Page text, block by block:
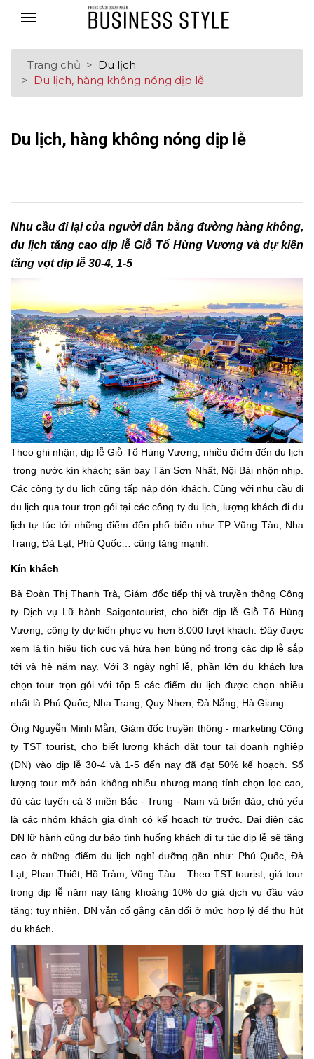
Trang chủ
Du lịch
Du lịch, hàng không nóng dịp lễ
Du lịch, hàng không nóng dịp lễ
Nhu cầu đi lại của người dân bằng đường hàng không,
du lịch tăng cao dịp lễ Giỗ Tổ Hùng Vương và dự kiến
tăng vọt dịp lễ 30-4, 1-5
Theo ghi nhận, dịp lễ Giỗ Tổ Hùng Vương, nhiều điểm đến du lịch
trong nước kín khách; sân bay Tân Sơn Nhất, Nội Bài nhộn nhịp.
Các công ty du lịch cũng tấp nập đón khách. Cùng với nhu cầu đi
du lịch qua tour trọn gói tại các công ty du lịch, lượng khách đi du
lịch tự túc tới những điểm đến phổ biến như TP Vũng Tàu, Nha
Trang, Đà Lạt, Phú Quốc… cũng tăng mạnh.
Kín khách
Bà Đoàn Thị Thanh Trà, Giám đốc tiếp thị và truyền thông Công
ty Dịch vụ Lữ hành Saigontourist, cho biết dịp lễ Giỗ Tổ Hùng
Vương, công ty dự kiến phục vụ hơn 8.000 lượt khách. Đây được
xem là tín hiệu tích cực và hứa hẹn bùng nổ trong các dịp lễ sắp
tới và hè năm nay. Với 3 ngày nghỉ lễ, phần lớn du khách lựa
chọn tour trọn gói với tốp 5 các điểm du lịch được chọn nhiều
nhất là Phú Quốc, Nha Trang, Quy Nhơn, Đà Nẵng, Hà Giang.
Ông Nguyễn Minh Mẫn, Giám đốc truyền thông - marketing Công
ty TST tourist, cho biết lượng khách đặt tour tại doanh nghiệp
(DN) vào dịp lễ 30-4 và 1-5 đến nay đã đạt 50% kế hoạch. Số
lượng tour mở bán không nhiều nhưng mang tính chọn lọc cao,
đủ các tuyến cả 3 miền Bắc - Trung - Nam và biển đảo; chủ yếu
là các nhóm khách gia đình có kế hoạch từ trước. Đại diện các
DN lữ hành cũng dự báo tình huống khách đi tự túc dịp lễ sẽ tăng
cao ở những điểm du lịch nghỉ dưỡng gần như: Phú Quốc, Đà
Lạt, Phan Thiết, Hồ Tràm, Vũng Tàu... Theo TST tourist, giá tour
trong dịp lễ năm nay tăng khoảng 10% do giá dịch vụ đầu vào
tăng; tuy nhiên, DN vẫn cố gắng cân đối ở mức hợp lý để thu hút
du khách.